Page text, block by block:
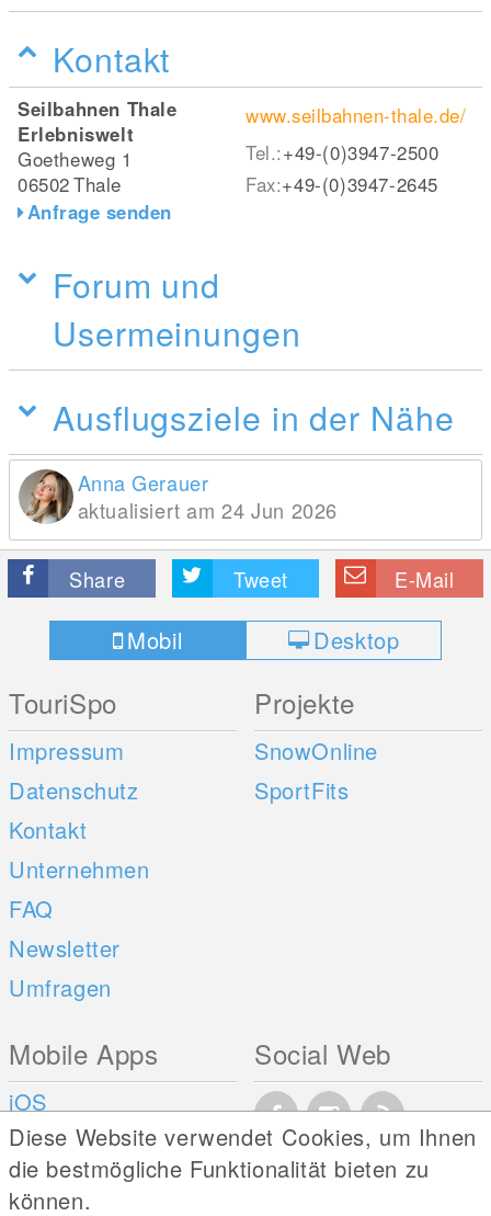
Kontakt
Seilbahnen Thale
Erlebniswelt
Goetheweg 1
06502Thale
Anfrage senden
www.seilbahnen-thale.de/
Tel.:+49-(0)3947-2500
Fax:+49-(0)3947-2645
Forum und
Usermeinungen
Ausflugsziele in der Nähe
Anna Gerauer
aktualisiert am 24 Jun 2026
Share Tweet E-Mail
Mobil Desktop
TouriSpo
Impressum
Datenschutz
Kontakt
Unternehmen
FAQ
Newsletter
Umfragen
Projekte
SnowOnline
SportFits
Mobile Apps
iOS
Android
Social Web
Diese Website verwendet Cookies, um Ihnen
die bestmögliche Funktionalität bieten zu
können.